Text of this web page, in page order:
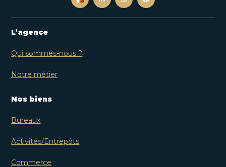
L’agence
Qui sommes-nous ?
Notre métier
Nos biens
Bureaux
Activités/Entrepôts
Commerce